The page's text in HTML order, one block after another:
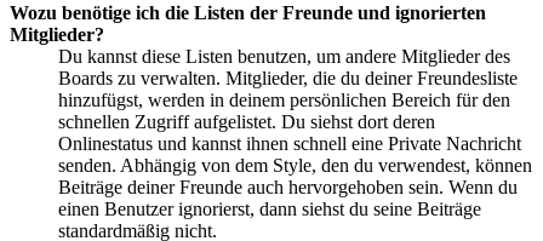
Wozu benötige ich die Listen der Freunde und ignorierten
Mitglieder?
Du kannst diese Listen benutzen, um andere Mitglieder des
Boards zu verwalten. Mitglieder, die du deiner Freundesliste
hinzufügst, werden in deinem persönlichen Bereich für den
schnellen Zugriff aufgelistet. Du siehst dort deren
Onlinestatus und kannst ihnen schnell eine Private Nachricht
senden. Abhängig von dem Style, den du verwendest, können
Beiträge deiner Freunde auch hervorgehoben sein. Wenn du
einen Benutzer ignorierst, dann siehst du seine Beiträge
standardmäßig nicht.